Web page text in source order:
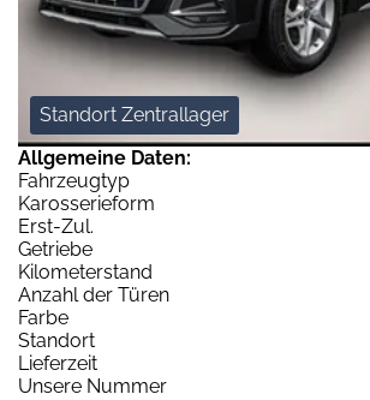
Standort Zentrallager
Allgemeine Daten:
Fahrzeugtyp
Karosserieform
Erst-Zul.
Getriebe
Kilometerstand
Anzahl der Türen
Farbe
Standort
Lieferzeit
Unsere Nummer